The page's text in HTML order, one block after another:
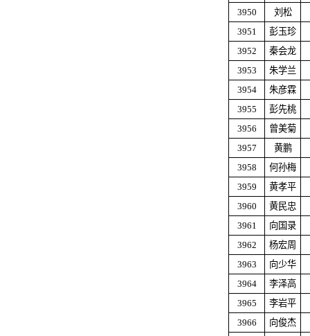
3950
刘松
3951
彭玉珍
3952
秦会龙
3953
朱学兰
3954
朱彦霖
3955
彭先桃
3956
曾美菊
3957
黄鹏
3958
何孙梅
3959
黄孝平
3960
黄民忠
3961
向国录
3962
杨宏周
3963
向少华
3964
李泽高
3965
李岩平
3966
向俊杰